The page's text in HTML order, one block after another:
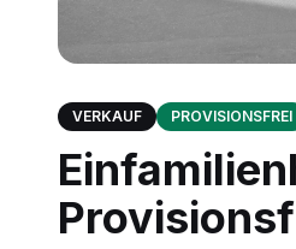
VERKAUF PROVISIONSFREI